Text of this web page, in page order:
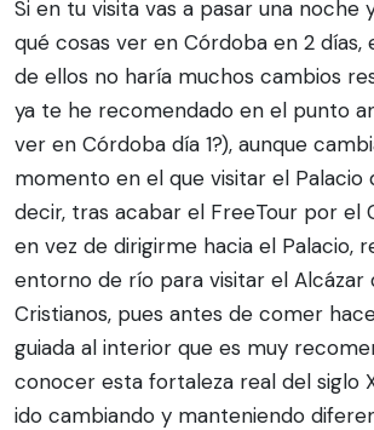
Si en tu visita vas a pasar una noche
qué cosas ver en Córdoba en 2
de ellos no haría muchos cambios
ya te he recomendado en el punto
ver en Córdoba día 1?), aunque
momento en el que visitar el Palacio
decir, tras acabar el FreeTour por el
en vez de dirigirme hacia el Palacio,
entorno de río para visitar el Alcázar
Cristianos, pues antes de comer
guiada al interior que es muy
conocer esta fortaleza real del siglo
ido cambiando y manteniendo